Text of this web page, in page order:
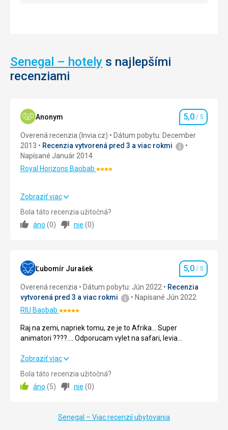
Senegal – hotely s najlepšími
recenziami
Anonym Hodnotenie
5,0 / 5
Overená recenzia (Invia.cz)
Dátum pobytu: December
2013
Recenzia vytvorená pred 3 a viac rokmi
Napísané Január 2014
Royal Horizons BaobabHodnotenie:
Strava
Ubytovanie
Služby 5,0/ 5
Cena 5,0/ 5
Zobraziť viac
Bola táto recenzia užitočná?
áno (0) nie (0)
Ľubomír Jurašek Hodnotenie
5,0 / 5
Overená recenzia Dátum pobytu: Jún 2022
Recenzia
vytvorená pred 3 a viac rokmi
Napísané Jún 2022
RIU BaobabHodnotenie:
Raj na zemi, napriek tomu, ze je to Afrika... Super
animatori ????.... Odporucam vylet na safari, levia
tam este vratime.... Ocean bol teply...
Raj na zemi, napriek tomu, ze je to Afrika... Super
animatori ????.... Odporucam vylet na safari, levia
rezervacia... Dalsi vylet africky trh a likerovna... Urcite sa
tam este vratime.... Ocean bol teply...
Zobraziť viac
Bola táto recenzia užitočná?
áno (5) nie (0)
Senegal – Viac recenzií ubytovania